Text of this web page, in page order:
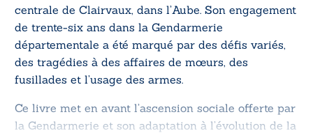
centrale de Clairvaux, dans l’Aube. Son engagement
de trente-six ans dans la Gendarmerie
départementale a été marqué par des défis variés,
des tragédies à des affaires de mœurs, des
fusillades et l’usage des armes.
Ce livre met en avant l’ascension sociale offerte par
la Gendarmerie et son adaptation à l’évolution de la